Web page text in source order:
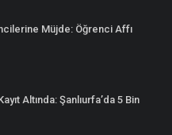
Müjde: Öğrenci Affı
Altında: Şanlıurfa’da 5 Bin